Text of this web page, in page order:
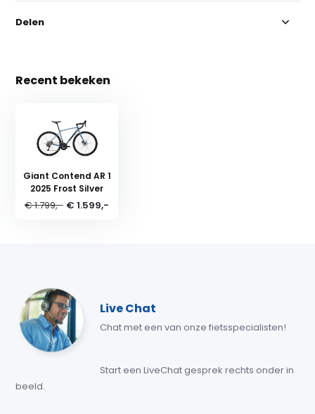
Delen
Recent bekeken
Giant Contend AR 1
2025 Frost Silver
€ 1.799,- € 1.599,-
Live Chat
Chat met een van onze fietsspecialisten!
Start een LiveChat gesprek rechts onder in
beeld.